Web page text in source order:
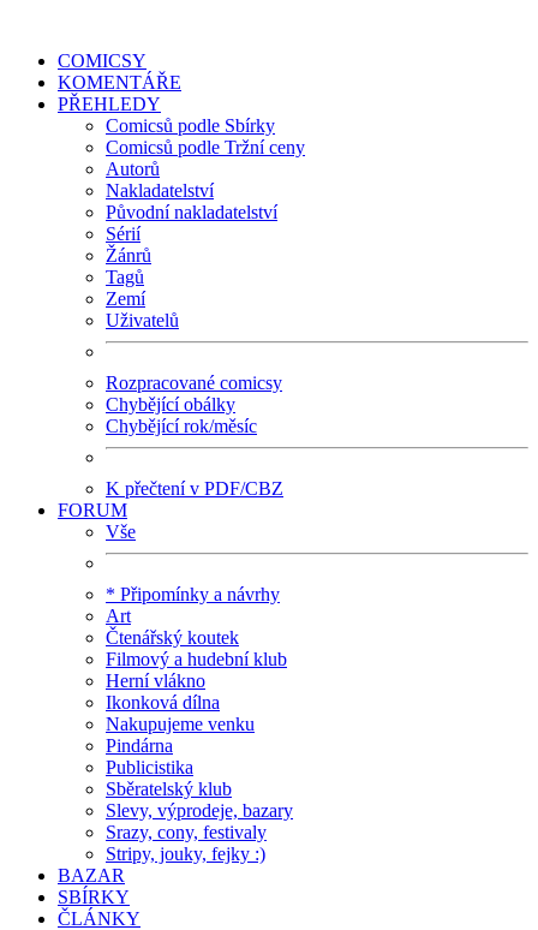
COMICSY
KOMENTÁŘE
PŘEHLEDY
Comicsů podle Sbírky
Comicsů podle Tržní ceny
Autorů
Nakladatelství
Původní nakladatelství
Sérií
Žánrů
Tagů
Zemí
Uživatelů
Rozpracované comicsy
Chybějící obálky
Chybějící rok/měsíc
K přečtení v PDF/CBZ
FORUM
Vše
* Připomínky a návrhy
Art
Čtenářský koutek
Filmový a hudební klub
Herní vlákno
Ikonková dílna
Nakupujeme venku
Pindárna
Publicistika
Sběratelský klub
Slevy, výprodeje, bazary
Srazy, cony, festivaly
Stripy, jouky, fejky :)
BAZAR
SBÍRKY
ČLÁNKY